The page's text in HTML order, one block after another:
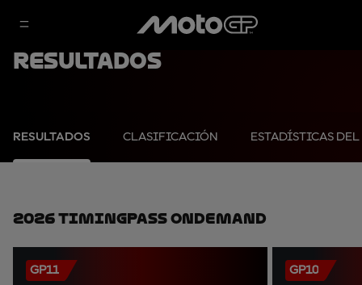
Resultados
RESULTADOS CLASIFICACIÓN ESTADÍSTICAS
2026 TimingPass OnDemand
GP11 GP10